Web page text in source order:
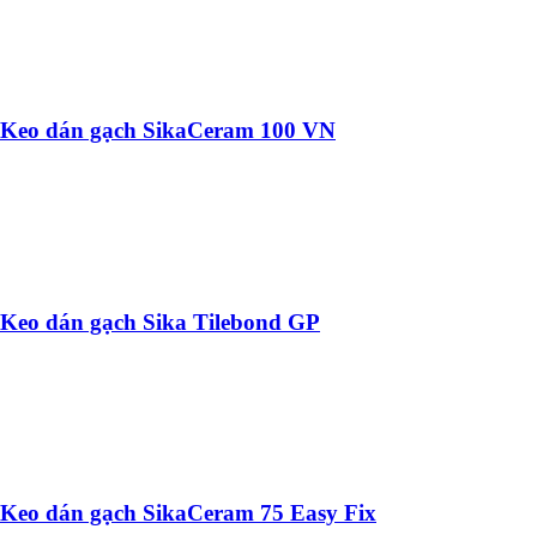
Keo dán gạch SikaCeram 100 VN
Keo dán gạch Sika Tilebond GP
Keo dán gạch SikaCeram 75 Easy Fix